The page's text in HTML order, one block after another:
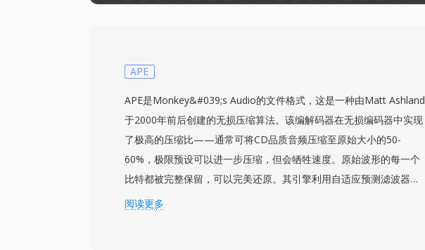
APE
APE是Monkey&#039;s Audio的文件格式，这是一种由Matt Ashland
于2000年前后创建的无损压缩算法。该编解码器在无损编码器中实现
了极高的压缩比——通常可将CD品质音频压缩至原始大小的50-
60%，极限预设可以进一步压缩，但会牺牲速度。原始波形的每一个
比特都被完整保留，可以完美还原。其引擎利用自适应预测滤波器和
范围编码来挖掘PCM音频中的冗余信息，多级压缩选项让用户可以在
阅读更多